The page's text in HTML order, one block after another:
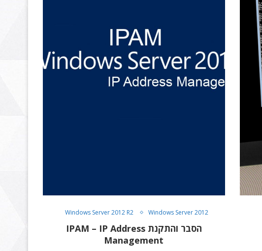
Windows Server 2012
Windows Server 2012 R2
הסבר והתקנת IPAM – IP Address
Management